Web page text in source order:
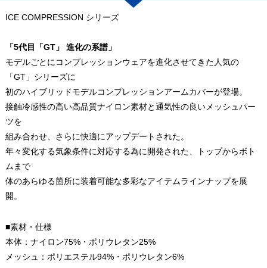
ICE COMPRESSION シリーズ
「5代目「GT」 進化の系譜」
モデルごとにコンプレッションウェアを進化させてきた人気の
「GT」シリーズに
初のハイブリッドモデルコンプレッションアームカバーが登場。
接触冷感性の高い高品質ナイロン素材と通気性の良いメッシュパー
ツを
組み合わせ、さらに快適にアップデートされた。
年々変化する気象条件に対応する為に開発された、トップからボト
ムまで
体のあらゆる箇所に装着可能な多彩なアイテムラインナップを展
開。
■素材・仕様
本体：ナイロン75%・ポリウレタン25%
メッシュ：ポリエステル94%・ポリウレタン6%